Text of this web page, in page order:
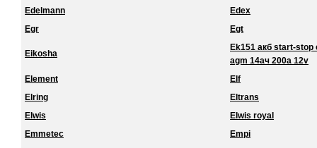
Edelmann
Edex
Egr
Egt
Eikosha
Ek151 акб start-
agm 14ач 200a 12v
Element
Elf
Elring
Eltrans
Elwis
Elwis royal
Emmetec
Empi